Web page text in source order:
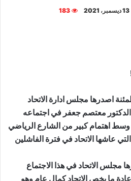
13 ديسمبر، 2021 183
اصدرها مجلس ادارة الاتحاد
الدكتور معتصم جعفر في اجتماعه
اهتمام كبير من الشارع الرياضي
عاشها الاتحاد في فترة الفاشلين
مجلس الاتحاد في هذا الاجتماع
ما يخص الاتحاد كمال عام وهو